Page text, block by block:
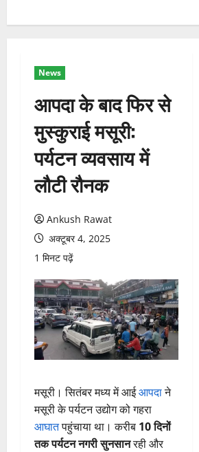
News
आपदा के बाद फिर से
मुस्कुराई मसूरी:
पर्यटन व्यवसाय में
लौटी रौनक
Ankush Rawat
अक्टूबर 4, 2025
1 मिनट पढ़ें
मसूरी। सितंबर मध्य में आईआपदाने
मसूरी के पर्यटन उद्योग को गहरा
आघातपहुंचाया था। करीब 10 दिनों
तक पर्यटन नगरी सुनसानरही और